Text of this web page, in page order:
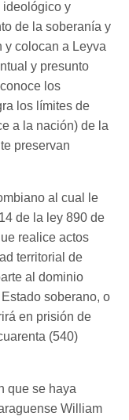
ideológico y
de la soberanía y
y colocan a Leyva
y presunto
los
los límites de
a la nación) de la
preservan
al cual le
de la ley 890 de
realice actos
territorial de
al dominio
soberano, o
en prisión de
(540)
que se haya
William